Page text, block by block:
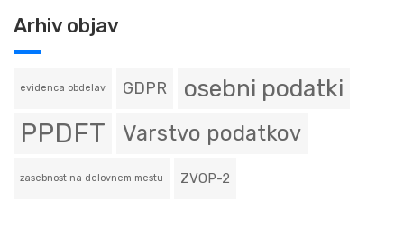
Arhiv objav
evidenca obdelav GDPR osebni podatki
PPDFT Varstvo podatkov
zasebnost na delovnem mestu ZVOP-2